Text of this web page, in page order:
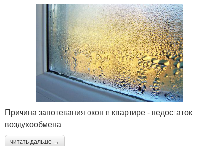
Причина запотевания окон в квартире - недостаток
воздухообмена
читать дальше →